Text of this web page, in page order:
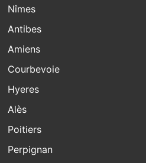
Nîmes
Antibes
Amiens
Courbevoie
Hyeres
Alès
Poitiers
Perpignan